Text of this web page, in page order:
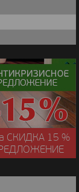
СКИДКА15 %